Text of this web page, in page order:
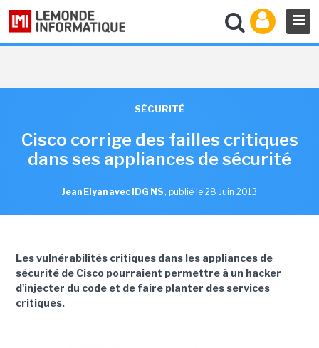
SÉCURITÉ
Cisco corrige des failles critiques
dans ses appliances de sécurité
Jean Elyan avec IDG NS , publié le 28 Juin 2013
Les vulnérabilités critiques dans les appliances de
sécurité de Cisco pourraient permettre à un hacker
d'injecter du code et de faire planter des services
critiques.